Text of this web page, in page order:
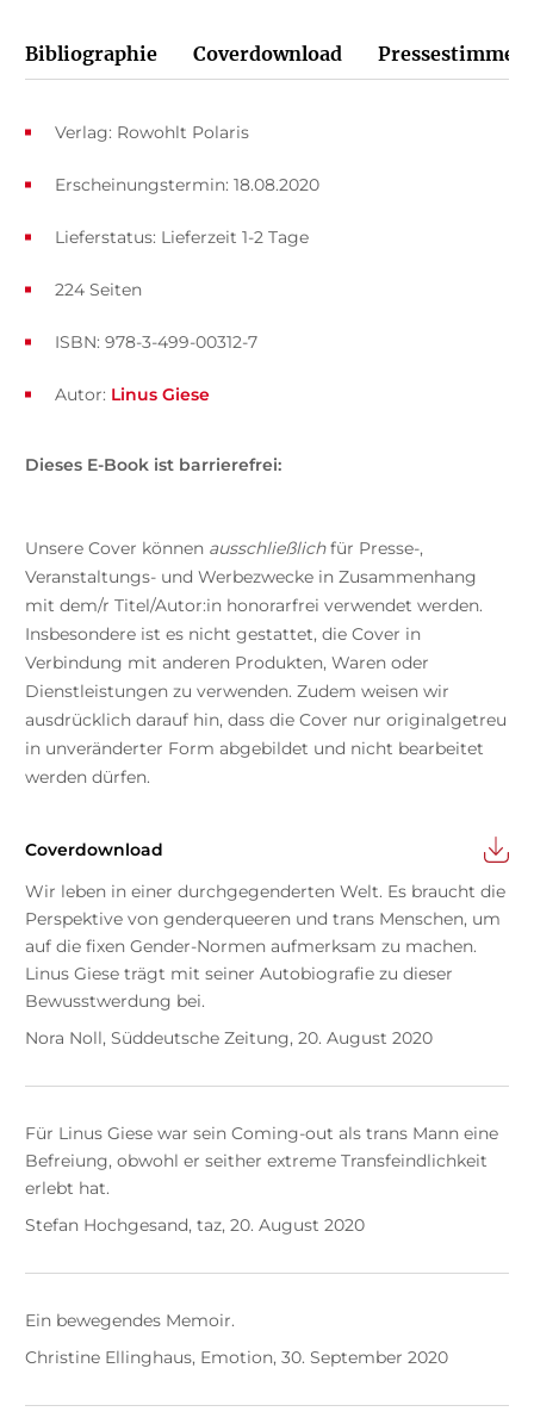
Bibliographie Coverdownload Pressestimmen
Verlag: Rowohlt Polaris
Erscheinungstermin: 18.08.2020
Lieferstatus: Lieferzeit 1-2 Tage
ISBN: 978-3-499-00312-7
224 Seiten
Autor: Linus Giese
Dieses E-Book ist barrierefrei:
Unsere Cover können ausschließlichfür Presse-,
Veranstaltungs- und Werbezwecke in Zusammenhang
mit dem/r Titel/Autor:in honorarfrei verwendet werden.
Insbesondere ist es nicht gestattet, die Cover in
Verbindung mit anderen Produkten, Waren oder
Dienstleistungen zu verwenden. Zudem weisen wir
ausdrücklich darauf hin, dass die Cover nur originalgetreu
in unveränderter Form abgebildet und nicht bearbeitet
werden dürfen.
Coverdownload
Wir leben in einer durchgegenderten Welt. Es braucht die
Perspektive von genderqueeren und trans Menschen, um
auf die fixen Gender-Normen aufmerksam zu machen.
Linus Giese trägt mit seiner Autobiografie zu dieser
Bewusstwerdung bei.
Nora Noll, Süddeutsche Zeitung, 20. August 2020
Für Linus Giese war sein Coming-out als trans Mann eine
Befreiung, obwohl er seither extreme Transfeindlichkeit
erlebt hat.
Stefan Hochgesand, taz, 20. August 2020
Ein bewegendes Memoir.
Christine Ellinghaus, Emotion, 30. September 2020